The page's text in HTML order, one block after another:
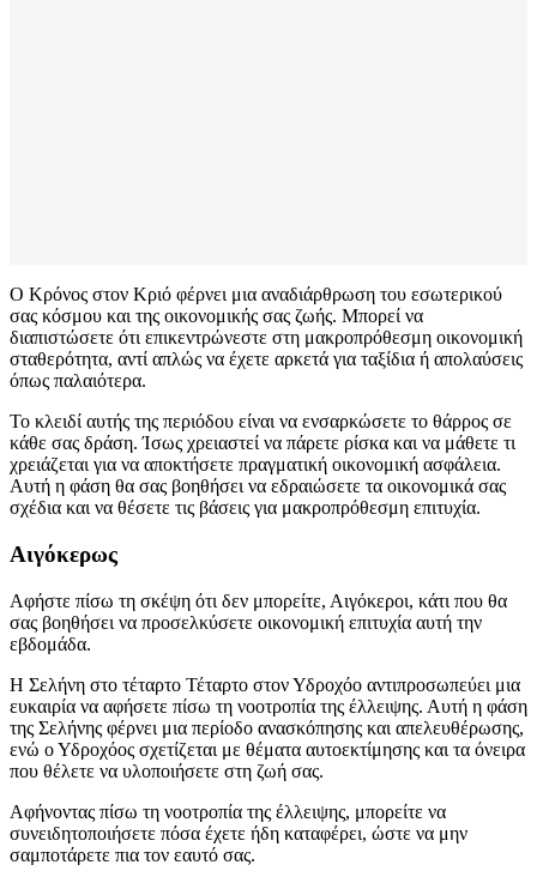
Ο Κρόνος στον Κριό φέρνει μια αναδιάρθρωση του εσωτερικού
σας κόσμου και της οικονομικής σας ζωής. Μπορεί να
διαπιστώσετε ότι επικεντρώνεστε στη μακροπρόθεσμη οικονομική
σταθερότητα, αντί απλώς να έχετε αρκετά για ταξίδια ή απολαύσεις
όπως παλαιότερα.
Το κλειδί αυτής της περιόδου είναι να ενσαρκώσετε το θάρρος σε
κάθε σας δράση. Ίσως χρειαστεί να πάρετε ρίσκα και να μάθετε τι
χρειάζεται για να αποκτήσετε πραγματική οικονομική ασφάλεια.
Αυτή η φάση θα σας βοηθήσει να εδραιώσετε τα οικονομικά σας
σχέδια και να θέσετε τις βάσεις για μακροπρόθεσμη επιτυχία.
Αιγόκερως
Αφήστε πίσω τη σκέψη ότι δεν μπορείτε, Αιγόκεροι, κάτι που θα
σας βοηθήσει να προσελκύσετε οικονομική επιτυχία αυτή την
εβδομάδα.
Η Σελήνη στο τέταρτο Τέταρτο στον Υδροχόο αντιπροσωπεύει μια
ευκαιρία να αφήσετε πίσω τη νοοτροπία της έλλειψης. Αυτή η φάση
της Σελήνης φέρνει μια περίοδο ανασκόπησης και απελευθέρωσης,
ενώ ο Υδροχόος σχετίζεται με θέματα αυτοεκτίμησης και τα όνειρα
που θέλετε να υλοποιήσετε στη ζωή σας.
Αφήνοντας πίσω τη νοοτροπία της έλλειψης, μπορείτε να
συνειδητοποιήσετε πόσα έχετε ήδη καταφέρει, ώστε να μην
σαμποτάρετε πια τον εαυτό σας.